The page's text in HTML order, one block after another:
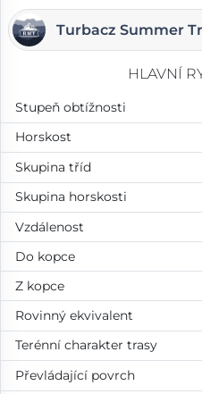
Turbacz Summer
HLAVNÍ
Stupeň obtížnosti
Horskost
Skupina tříd
Skupina horskosti
Vzdálenost
Do kopce
Z kopce
Rovinný ekvivalent
Terénní charakter trasy
Převládající povrch